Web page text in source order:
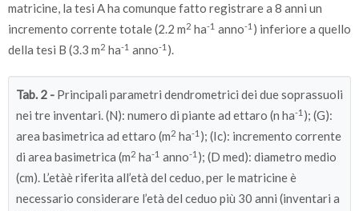
matricine, la tesi A ha comunque fatto registrare a 8 anni un
incremento corrente totale (2.2 m2 ha-1 anno-1 ) inferiore a quello
della tesi B (3.3 m2 ha-1 anno-1 ).
Tab. 2 - Principali parametri dendrometrici dei due soprassuoli
nei tre inventari. (N): numero di piante ad ettaro (n ha-1 ); (G):
area basimetrica ad ettaro (m2 ha-1 ); (Ic): incremento corrente
di area basimetrica (m2 ha-1 anno-1 ); (D med): diametro medio
(cm). L’etàè riferita all’età del ceduo, per le matricine è
necessario considerare l’età del ceduo più 30 anni (inventari a